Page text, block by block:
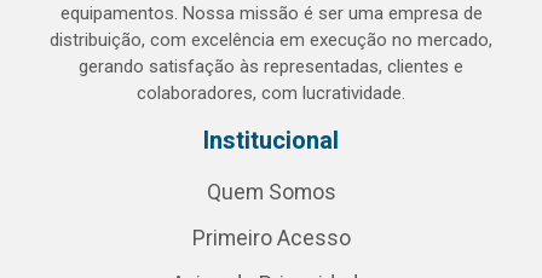
equipamentos. Nossa missão é ser uma empresa de
distribuição, com excelência em execução no mercado,
gerando satisfação às representadas, clientes e
colaboradores, com lucratividade.
Institucional
Quem Somos
Primeiro Acesso